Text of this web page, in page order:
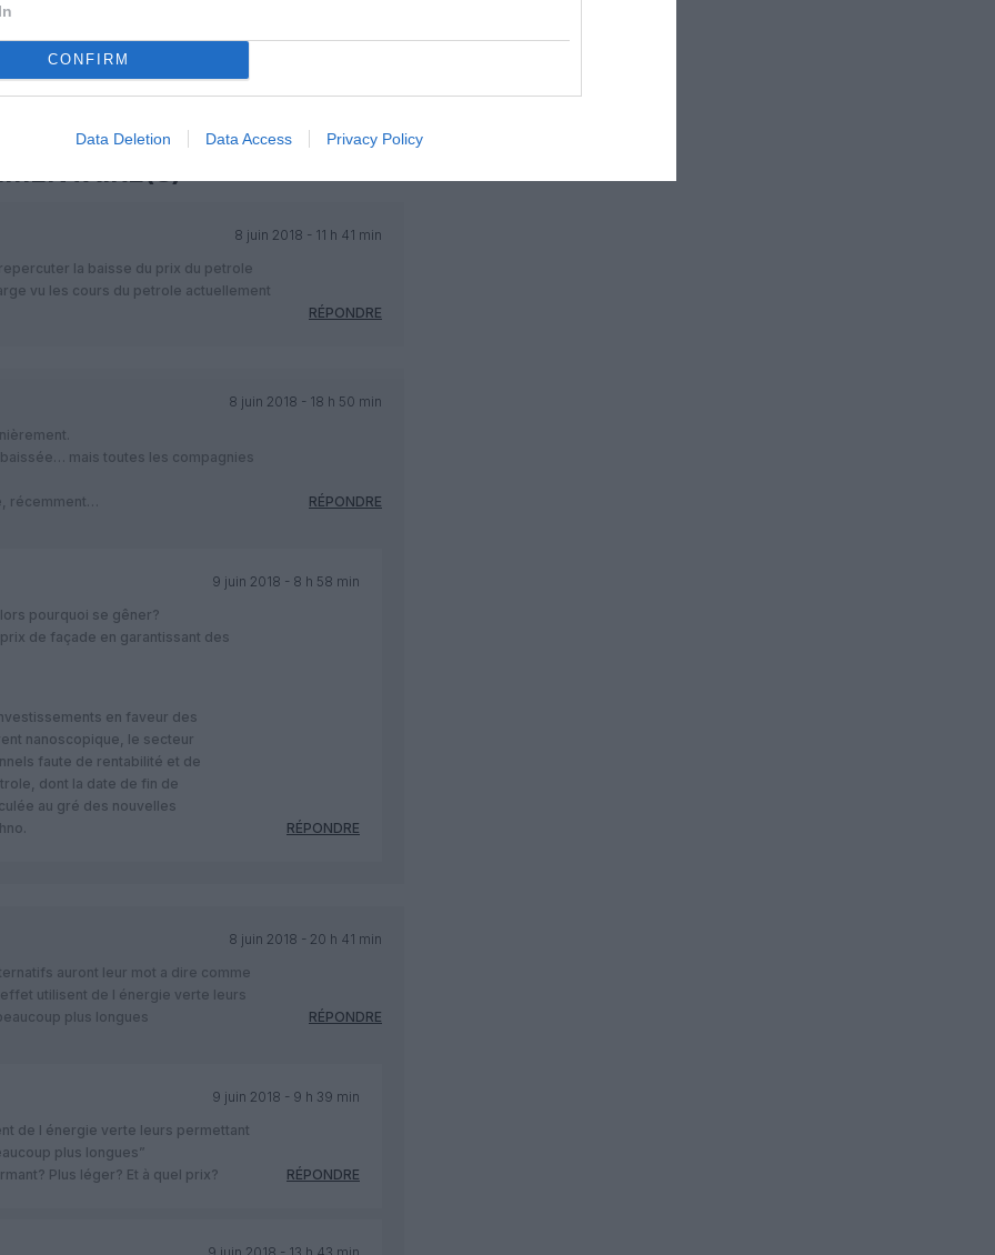
CONFIRM
Data Deletion Data Access Privacy Policy
FacebookTwitterPinterestLinkedIn
8 juin 2018 - 11 h 41 min
la baisse du prix du petrole
vu les cours du petrole actuellement
RÉPONDRE
8 juin 2018 - 18 h 50 min
mais toutes les compagnies
récemment…
RÉPONDRE
9 juin 2018 - 8 h 58 min
pourquoi se gêner?
de façade en garantissant des
en faveur des
nanoscopique, le secteur
faute de rentabilité et de
dont la date de fin de
au gré des nouvelles
RÉPONDRE
8 juin 2018 - 20 h 41 min
auront leur mot a dire comme
utilisent de l énergie verte leurs
plus longues
RÉPONDRE
9 juin 2018 - 9 h 39 min
de l énergie verte leurs permettant
plus longues”
Plus léger? Et à quel prix?
RÉPONDRE